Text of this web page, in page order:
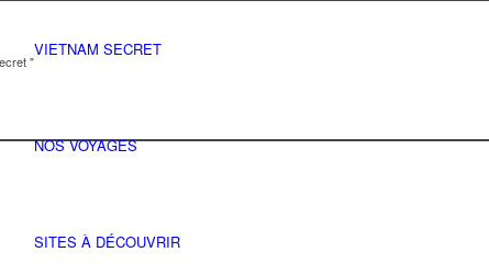
VIETNAM SECRET
"
NOS VOYAGES
SITES À DÉCOUVRIR